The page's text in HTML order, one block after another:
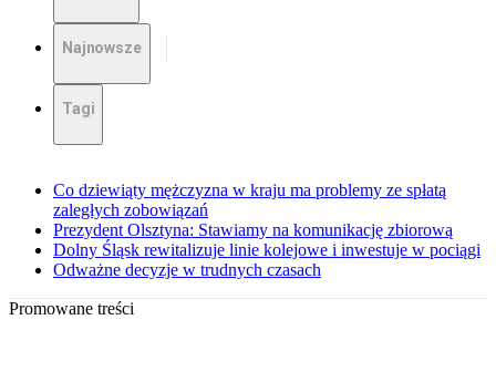
Najnowsze
Tagi
Co dziewiąty mężczyzna w kraju ma problemy ze spłatą
zaległych zobowiązań
Prezydent Olsztyna: Stawiamy na komunikację zbiorową
Dolny Śląsk rewitalizuje linie kolejowe i inwestuje w pociągi
Odważne decyzje w trudnych czasach
Promowane treści